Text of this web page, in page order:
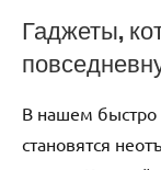
Гаджеты,
В нашем
становятся